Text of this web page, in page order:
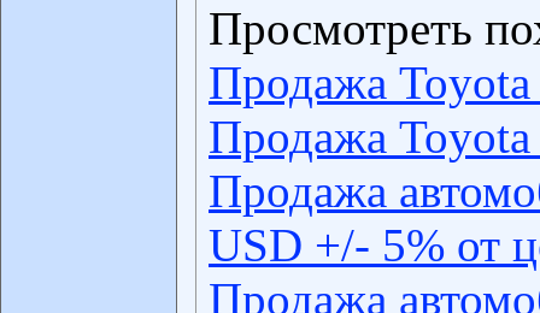
Просмотреть
Продажа
Продажа
Продажа
USD +/- 5% от
Продажа